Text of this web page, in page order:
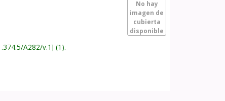
No hay
imagen de
cubierta
disponible
A282/v.1 (1).